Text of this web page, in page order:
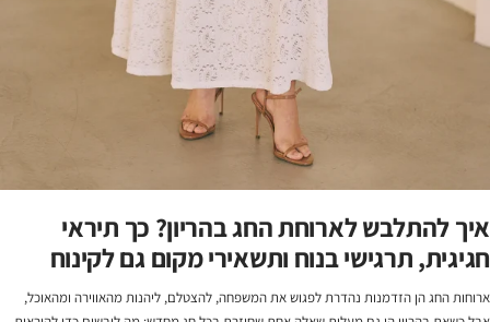
איך להתלבש לארוחת החג בהריון? כך תיראי
חגיגית, תרגישי בנוח ותשאירי מקום גם לקינוח
ארוחות החג הן הזדמנות נהדרת לפגוש את המשפחה, להצטלם, ליהנות מהאווירה ומהאוכל,